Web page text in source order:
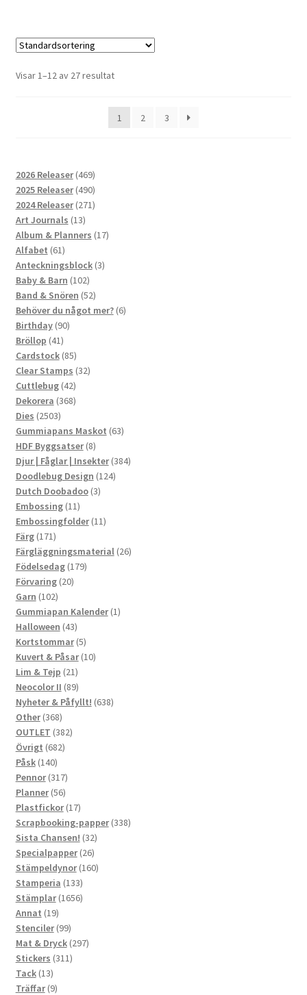
Visar 1–12 av 27 resultat
1 2 3
2026 Releaser 469469
produkter
2025 Releaser 490490
produkter
2024 Releaser 271271
Art Journals 1313
produkter
Album & Planners 1717
Alfabet 6161
produkter
Anteckningsblock 33
Baby & Barn 102102
produkter
Band & Snören 5252
produkter
Behöver du något mer? 66
Birthday 9090
Bröllop 4141
produkter
Cardstock 8585
produkter
Clear Stamps 3232
Cuttlebug 4242
produkter
Dekorera 368368
Dies 25032503
produkter
Gummiapans Maskot 6363
HDF Byggsatser 88
produkter
Djur | Fåglar | Insekter 384384
Doodlebug Design 124124
Dutch Doobadoo 33
Embossing 1111
produkter
Embossingfolder 1111
Färg 171171
produkter
Färgläggningsmaterial 2626
Födelsedag 179179
Förvaring 2020
Garn 102102
produkter
Gummiapan Kalender 11
Halloween 4343
produkter
Kortstommar 55
produkter
Kuvert & Påsar 1010
Lim & Tejp 2121
produkter
Neocolor II 8989
produkter
Nyheter & Påfyllt! 638638
Other 368368
produkter
OUTLET 382382
Övrigt 682682
Påsk 140140
produkter
Pennor 317317
produkter
Planner 5656
produkter
Plastfickor 1717
produkter
Scrapbooking-papper 338338
Sista Chansen! 3232
produkter
Specialpapper 2626
produkter
Stämpeldynor 160160
Stamperia 133133
produkter
Stämplar 16561656
Annat 1919
produkter
Stenciler 9999
produkter
Mat & Dryck 297297
Stickers 311311
Tack 1313
produkter
Träffar 99